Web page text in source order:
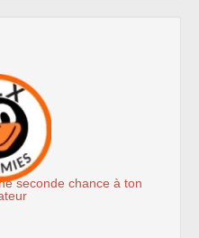
Association Éthiciel